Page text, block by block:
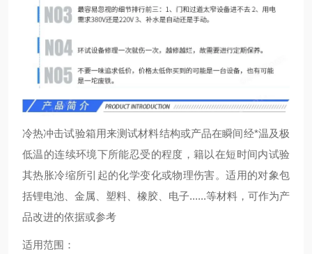
冷热冲击试验箱用来测试材料结构或产品在瞬间经*温及极
低温的连续环境下所能忍受的程度，籍以在短时间内试验
其热胀冷缩所引起的化学变化或物理伤害。适用的对象包
括锂电池、金属、塑料、橡胶、电子......等材料，可作为产
品改进的依据或参考
适用范围：